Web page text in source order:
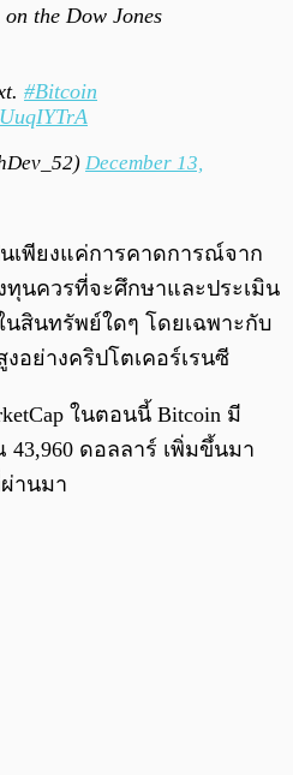
the Dow Jones
#Bitcoin
December 13,
เพียงแค่การคาดการณ์จาก
นควรที่จะศึกษาและประเมิน
สินทรัพย์ใดๆ โดยเฉพาะกับ
อย่างคริปโตเคอร์เรนซี
ในตอนนี้ Bitcoin มี
ดอลลาร์ เพิ่มขึ้นมา
านมา